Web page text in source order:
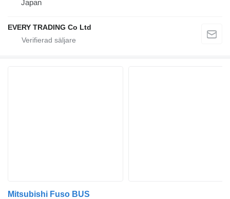
Japan
EVERY TRADING Co Ltd
Mitsubishi Fuso BUS